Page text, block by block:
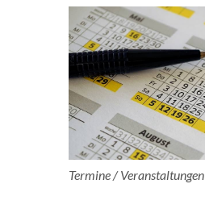
Termine / Veranstaltungen